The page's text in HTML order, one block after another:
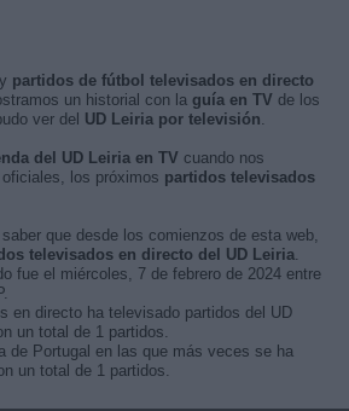
partidos de fútbol televisados en directo
un historial con la guía en TV de los
ver del UD Leiria por televisión.
del UD Leiria en TV cuando nos
los próximos partidos televisados
que desde los comienzos de esta web,
televisados en directo del UD Leiria.
fue el miércoles, 7 de febrero de 2024 entre
en directo ha televisado partidos del UD
un total de 1 partidos.
de Portugal en las que más veces se ha
un total de 1 partidos.